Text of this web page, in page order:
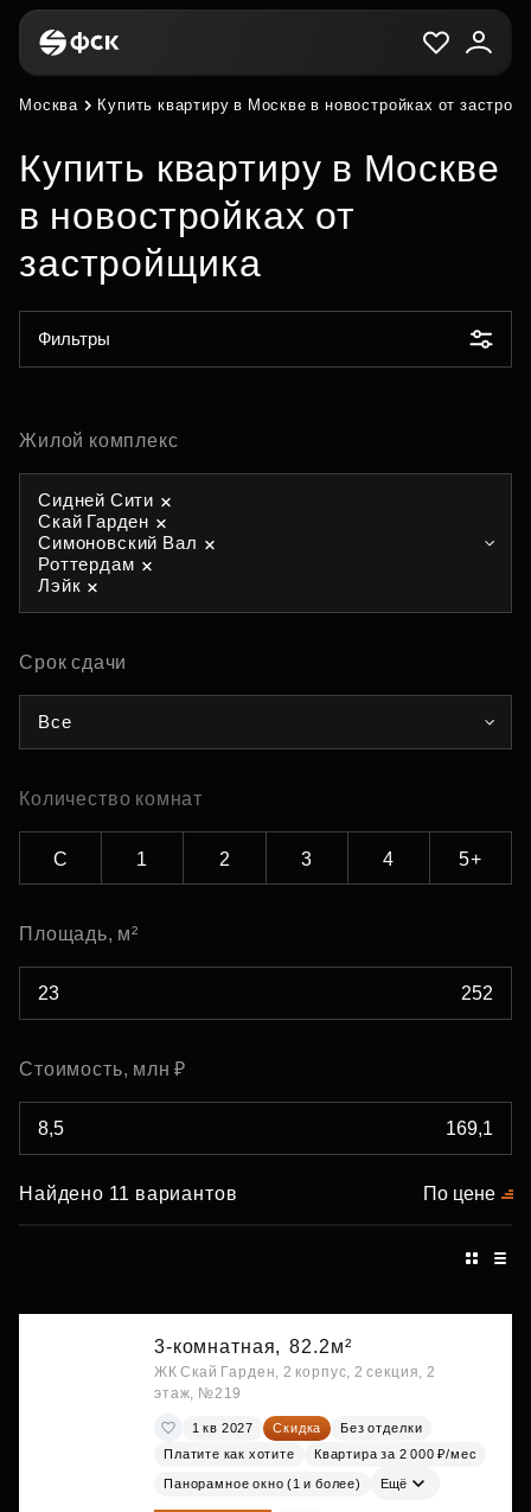
Москва Купить квартиру в Москве в новостройках от
Купить квартиру в Москве
в новостройках от
застройщика
Фильтры
Жилой комплекс
Сидней Сити
Скай Гарден
Симоновский Вал
Роттердам
Лэйк
Срок сдачи
Все
Количество комнат
С 1 2 3 4 5+
Площадь, м²
Стоимость, млн ₽
Найдено 11 вариантов По цене
3-комнатная, 82.2м²
ЖК Скай Гарден, 2 корпус, 2 секция, 2
этаж, №219
1 кв 2027 Скидка
Без отделки
Платите как хотите
Квартира за 2 000 ₽/мес
Панорамное окно (1 и более) Ещё